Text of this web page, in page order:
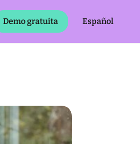
Demo gratuita Español